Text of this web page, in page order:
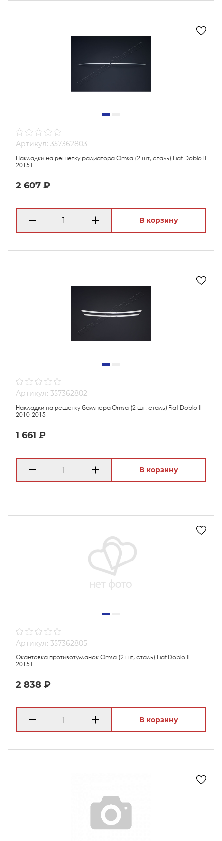
Артикул: 357362803
Накладки на решетку радиатора Omsa (2 шт, сталь) Fiat Doblo II
2015+
2 607 ₽
В корзину
Артикул: 357362802
Накладки на решетку бампера Omsa (2 шт, сталь) Fiat Doblo II
2010-2015
1 661 ₽
В корзину
Артикул: 357362805
Окантовка противотуманок Omsa (2 шт, сталь) Fiat Doblo II
2015+
2 838 ₽
В корзину